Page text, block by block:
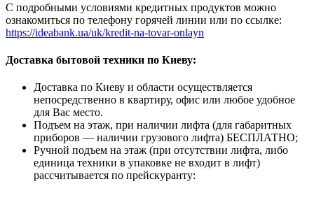
С подробными условиями кредитных продуктов можно
ознакомиться по телефону горячей линии или по ссылке:
https://ideabank.ua/uk/kredit-na-tovar-onlayn
Доставка бытовой техники по Киеву:
Доставка по Киеву и области осуществляется
непосредственно в квартиру, офис или любое удобное
для Вас место.
Подъем на этаж, при наличии лифта (для габаритных
приборов — наличии грузового лифта) БЕСПЛАТНО;
Ручной подъем на этаж (при отсутствии лифта, либо
единица техники в упаковке не входит в лифт)
рассчитывается по прейскуранту: